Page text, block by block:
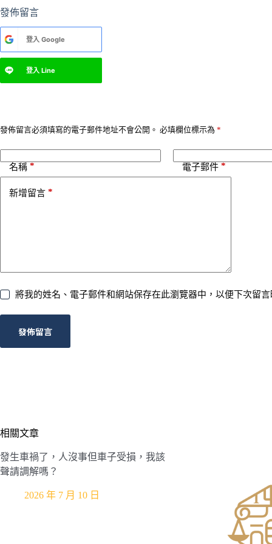
發佈留言
登入 Google
登入 Line
發佈留言必須填寫的電子郵件地址不會公開。 必填欄位標示為 *
名稱 * 電子郵件 *
新增留言 *
將我的姓名、電子郵件和網站保存在此瀏覽器中，以便下次留
發佈留言
A
t
n
v
:
相關文章
發生車禍了，人沒事但車子受損，我該
聲請調解嗎？
2026 年 7 月 10 日